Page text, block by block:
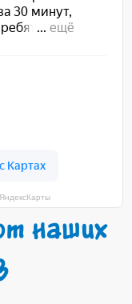
наших